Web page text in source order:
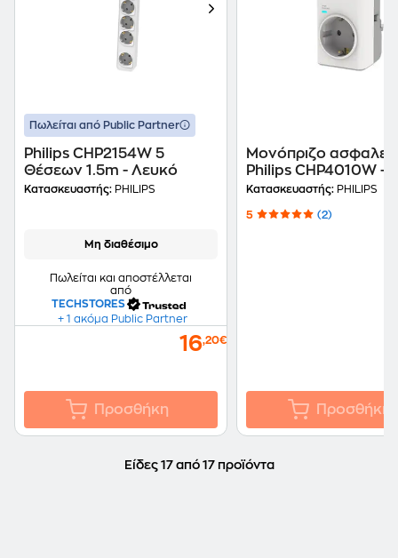
Πωλείται από Public Partner
Philips CHP2154W 5
Θέσεων 1.5m - Λευκό
Κατασκευαστής: PHILIPS
Μη διαθέσιμο
Πωλείται και αποστέλλεται
από
TECHSTORES
+ 1 ακόμα Public Partner
16,20€
Προσθήκη
Μονόπριζο
Philips CHP4010W -
Κατασκευαστής: PHILIPS
5 (2)
Προσθήκη
Είδες 17 από 17 προϊόντα